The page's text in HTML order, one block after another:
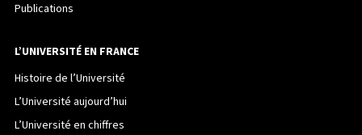
Publications
L’UNIVERSITÉ EN FRANCE
Histoire de l’Université
L’Université aujourd’hui
L’Université en chiffres